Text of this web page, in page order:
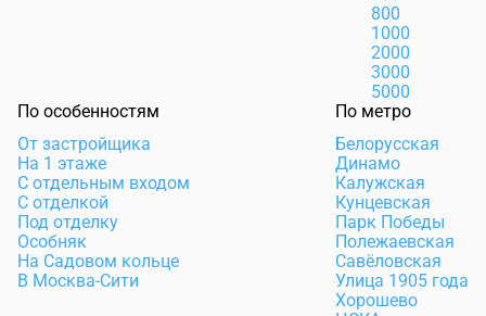
800
1000
2000
3000
5000
По особенностям
От застройщика
На 1 этаже
С отдельным входом
С отделкой
Под отделку
Особняк
На Садовом кольце
В Москва-Сити
По метро
Белорусская
Динамо
Калужская
Кунцевская
Парк Победы
Полежаевская
Савёловская
Улица 1905 года
Хорошево